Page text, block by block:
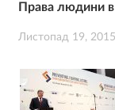
Права людини в
Листопад 19, 2015